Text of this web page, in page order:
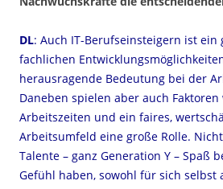
DL: Auch IT-Berufseinsteigern ist
fachlichen
herausragende Bedeutung bei der
Daneben spielen aber auch
Arbeitszeiten und ein faires,
Arbeitsumfeld eine große Rolle.
Talente – ganz Generation Y – Spaß
Gefühl haben, sowohl für sich selbst